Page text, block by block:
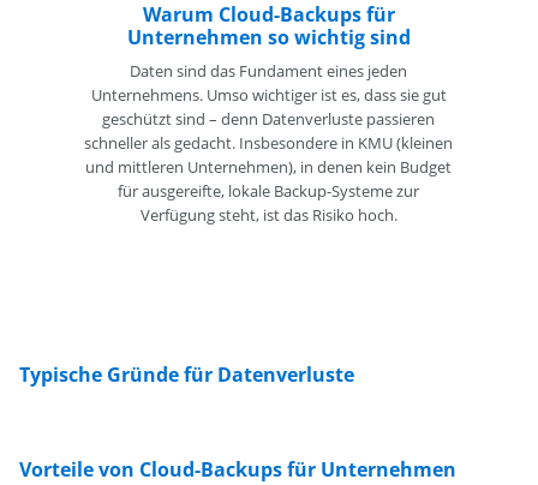
Warum Cloud-Backups für
Unternehmen so wichtig sind
Daten sind das Fundament eines jeden
Unternehmens. Umso wichtiger ist es, dass sie gut
geschützt sind – denn Datenverluste passieren
schneller als gedacht. Insbesondere in KMU (kleinen
und mittleren Unternehmen), in denen kein Budget
für ausgereifte, lokale Backup-Systeme zur
Verfügung steht, ist das Risiko hoch.
Typische Gründe für Datenverluste
Vorteile von Cloud-Backups für Unternehmen